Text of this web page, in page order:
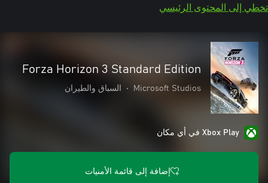
تخطي إلى المحتوى الرئيسي
Forza Horizon 3 Standard Edition
Microsoft Studios
• السباق والطيران
Xbox Play في أي مكان
إضافة إلى قائمة الأمنيات